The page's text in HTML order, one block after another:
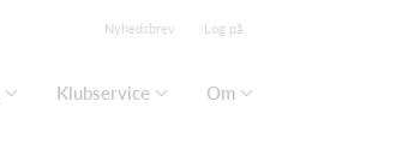
Nyhedsbrev Log på
Klubservice Om